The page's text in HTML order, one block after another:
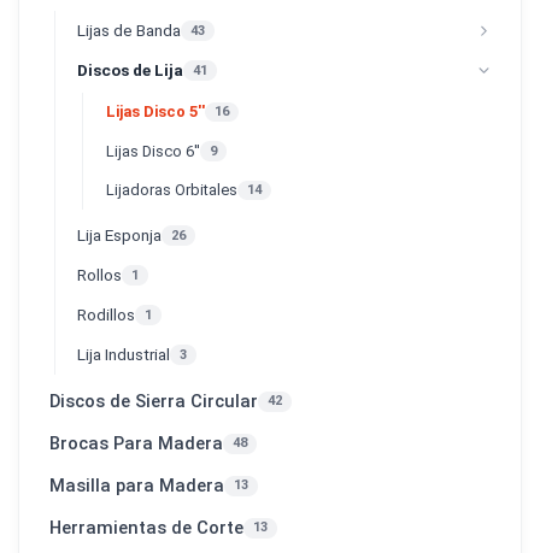
Lijas de Banda 43
Discos de Lija 41
Lijas Disco 5'' 16
Lijas Disco 6'' 9
Lijadoras Orbitales 14
Lija Esponja 26
Rollos 1
Rodillos 1
Lija Industrial 3
Discos de Sierra Circular 42
Brocas Para Madera 48
Masilla para Madera 13
Herramientas de Corte 13